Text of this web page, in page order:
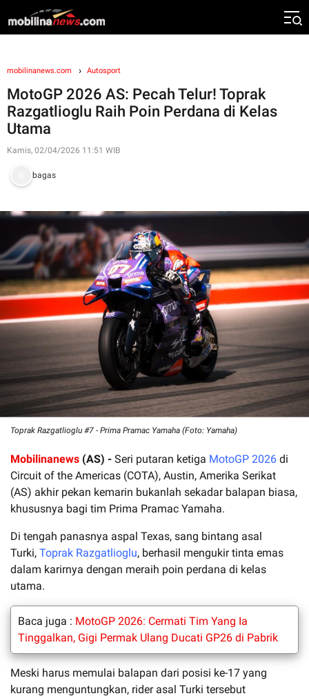
mobilinanews.com Autosport
MotoGP 2026 AS: Pecah Telur! Toprak
Razgatlioglu Raih Poin Perdana di Kelas
Utama
Kamis, 02/04/2026 11:51 WIB
bagas
Toprak Razgatlioglu #7 - Prima Pramac Yamaha (Foto: Yamaha)
Mobilinanews (AS) - Seri putaran ketiga MotoGP 2026 di
Circuit of the Americas (COTA), Austin, Amerika Serikat
(AS) akhir pekan kemarin bukanlah sekadar balapan biasa,
khususnya bagi tim Prima Pramac Yamaha.
Di tengah panasnya aspal Texas, sang bintang asal
Turki, Toprak Razgatlioglu, berhasil mengukir tinta emas
dalam karirnya dengan meraih poin perdana di kelas
utama.
Baca juga : MotoGP 2026: Cermati Tim Yang Ia
Tinggalkan, Gigi Permak Ulang Ducati GP26 di Pabrik
Meski harus memulai balapan dari posisi ke-17 yang
kurang menguntungkan, rider asal Turki tersebut